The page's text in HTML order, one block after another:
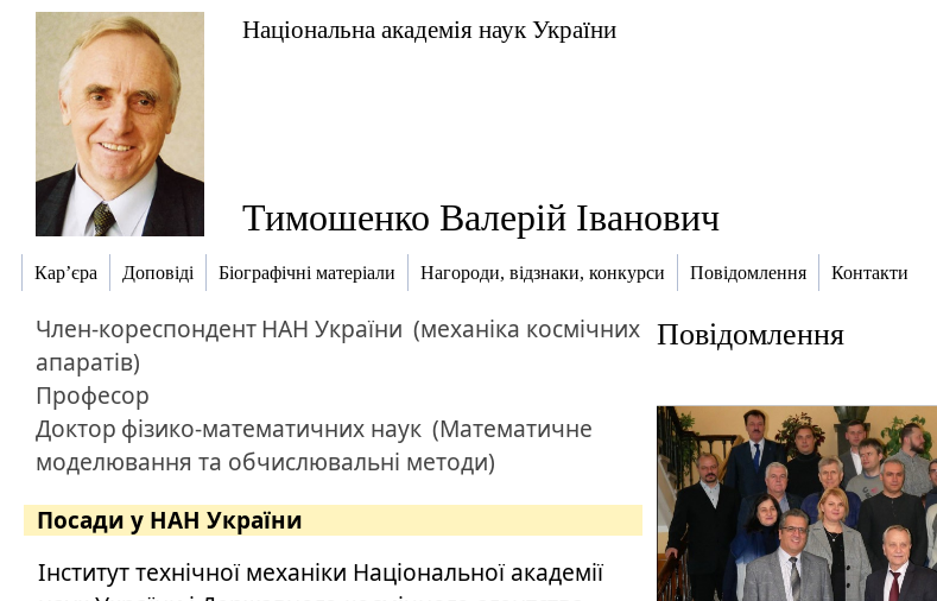
Національна академія наук України
Тимошенко Валерій Іванович
Кар’єра Доповіді Біографічні матеріали Нагороди, відзнаки, конкурси Повідомлення Контакти
Член-кореспондентНАН України (механіка космічних
апаратів)
Професор
Доктор фізико-математичних наук (Математичне
моделювання та обчислювальні методи)
Посади у НАН України
Інститут технічної механіки Національної академії
Повідомлення